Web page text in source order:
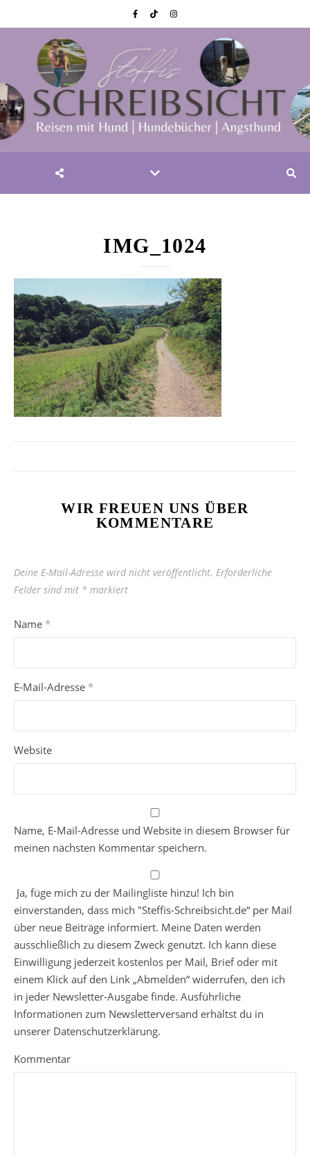
IMG_1024
WIR FREUEN UNS ÜBER
KOMMENTARE
Deine E-Mail-Adresse wird nicht veröffentlicht. Erforderliche
Felder sind mit * markiert
Name *
E-Mail-Adresse *
Website
Name, E-Mail-Adresse und Website in diesem Browser für
meinen nächsten Kommentar speichern.
Ja, füge mich zu der Mailingliste hinzu! Ich bin
einverstanden, dass mich "Steffis-Schreibsicht.de“ per Mail
über neue Beiträge informiert. Meine Daten werden
ausschließlich zu diesem Zweck genutzt. Ich kann diese
Einwilligung jederzeit kostenlos per Mail, Brief oder mit
einem Klick auf den Link „Abmelden“ widerrufen, den ich
in jeder Newsletter-Ausgabe finde. Ausführliche
Informationen zum Newsletterversand erhältst du in
unserer Datenschutzerklärung.
Kommentar